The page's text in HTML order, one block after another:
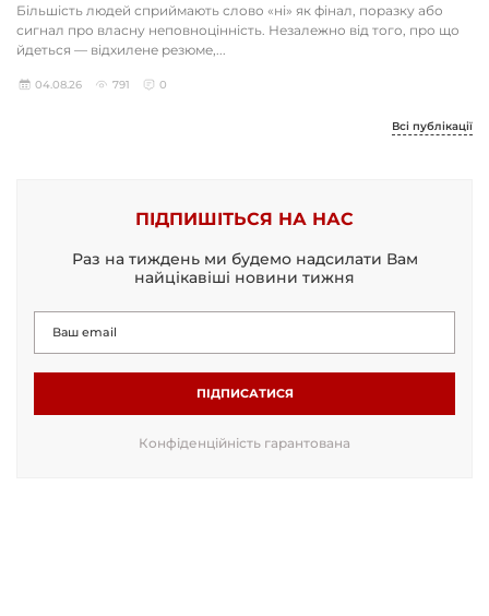
Більшість людей сприймають слово «ні» як фінал, поразку або
сигнал про власну неповноцінність. Незалежно від того, про що
йдеться — відхилене резюме,...
04.08.26 791 0
Всі публікації
ПІДПИШІТЬСЯ НА НАС
Раз на тиждень ми будемо надсилати Вам
найцікавіші новини тижня
ПІДПИСАТИСЯ
Конфіденційність гарантована